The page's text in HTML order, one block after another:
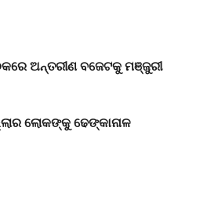
ଅନ୍ତରୀଣ ବଜେଟକୁ ମଞ୍ଜୁରୀ
ଲୋକଙ୍କୁ ଢେଙ୍କାନାଳ